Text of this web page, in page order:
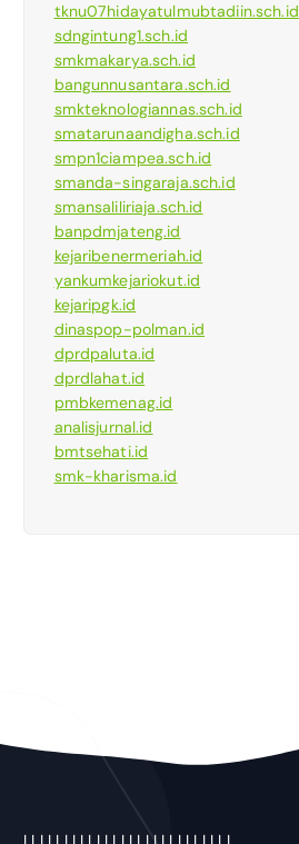
tknu07hidayatulmubtadiin.sch.id
sdngintung1.sch.id
smkmakarya.sch.id
bangunnusantara.sch.id
smkteknologiannas.sch.id
smatarunaandigha.sch.id
smpn1ciampea.sch.id
smanda-singaraja.sch.id
smansaliliriaja.sch.id
banpdmjateng.id
kejaribenermeriah.id
yankumkejariokut.id
kejaripgk.id
dinaspop-polman.id
dprdpaluta.id
dprdlahat.id
pmbkemenag.id
analisjurnal.id
bmtsehati.id
smk-kharisma.id